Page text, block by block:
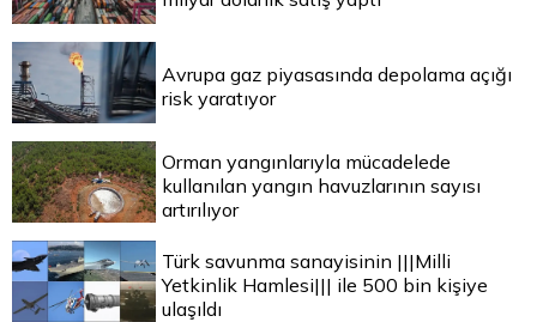
Avrupa gaz piyasasında depolama açığı
risk yaratıyor
Orman yangınlarıyla mücadelede
kullanılan yangın havuzlarının sayısı
artırılıyor
Türk savunma sanayisinin |||Milli
Yetkinlik Hamlesi||| ile 500 bin kişiye
ulaşıldı